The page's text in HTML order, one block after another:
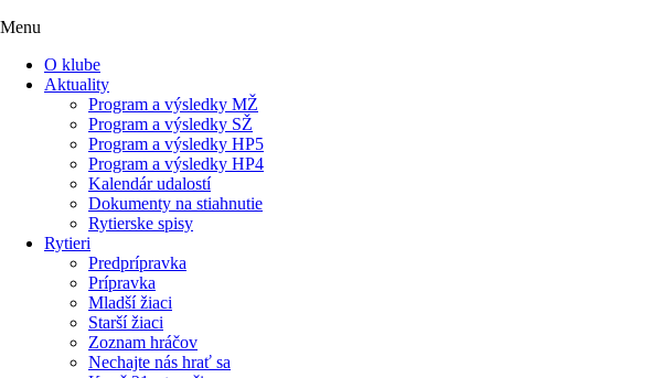
Menu
O klube
Aktuality
Program a výsledky MŽ
Program a výsledky SŽ
Program a výsledky HP5
Program a výsledky HP4
Kalendár udalostí
Dokumenty na stiahnutie
Rytierske spisy
Rytieri
Predprípravka
Prípravka
Mladší žiaci
Starší žiaci
Zoznam hráčov
Nechajte nás hrať sa